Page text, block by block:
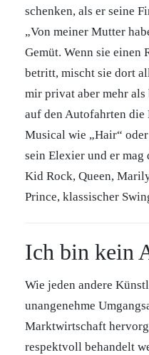
schenken, als er seine
„Von meiner Mutter
Gemüt. Wenn sie einen
betritt, mischt sie dort
mir privat aber mehr
auf den Autofahrten
Musical wie „Hair“
sein Elexier und er
Kid Rock, Queen,
Prince, klassischer
Ich bin kein
Wie jeden andere
unangenehme
Marktwirtschaft
respektvoll behandelt